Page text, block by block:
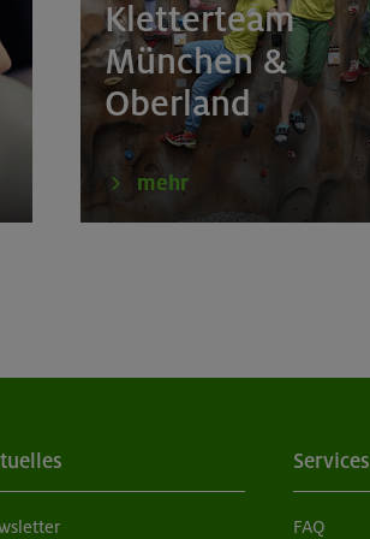
indoor
indoor
indoor
Kletterteam
München &
Oberland
mehr
Services
FAQ